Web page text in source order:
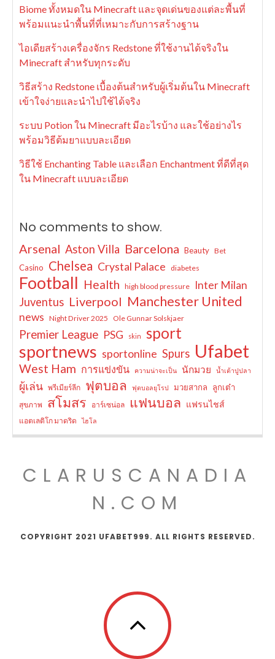
Biome ทั้งหมดใน Minecraft และจุดเด่นของแต่ละพื้นที่
พร้อมแนะนำพื้นที่ที่เหมาะกับการสร้างฐาน
ไอเดียสร้างเครื่องจักร Redstone ที่ใช้งานได้จริงใน
Minecraft สำหรับทุกระดับ
วิธีสร้าง Redstone เบื้องต้นสำหรับผู้เริ่มต้นใน Minecraft
เข้าใจง่ายและนำไปใช้ได้จริง
ระบบ Potion ใน Minecraft มีอะไรบ้าง และใช้อย่างไร
พร้อมวิธีต้มยาแบบละเอียด
วิธีใช้ Enchanting Table และเลือก Enchantment ที่ดีที่สุด
ใน Minecraft แบบละเอียด
No comments to show.
Arsenal Aston Villa Barcelona Beauty Bet
Casino Chelsea Crystal Palace diabetes
Football Health high blood pressure Inter Milan
Juventus Liverpool Manchester United
news Night Driver 2025 Ole Gunnar Solskjaer
Premier League PSG skin sport
sportnews sportonline Spurs Ufabet
West Ham การแข่งขัน ความน่าจะเป็น นักมวย น้ำเต้าปูปลา
ผู้เล่น พรีเมียร์ลีก ฟุตบอล ฟุตบอลยุโรป มวยสากล ลูกเต๋า
สุขภาพ สโมสร อาร์เซน่อล แฟนบอล แฟรนไชส์
แอตเลติโก มาดริด ไฮโล
CLARUSCANADIA
N.COM
COPYRIGHT 2021 UFABET999. ALL RIGHTS RESERVED.